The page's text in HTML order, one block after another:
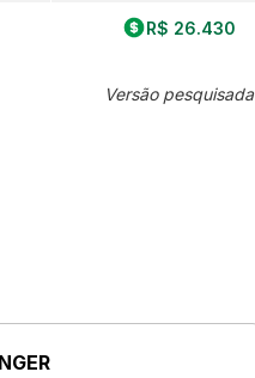
R$ 26.430
Versão pesquisada